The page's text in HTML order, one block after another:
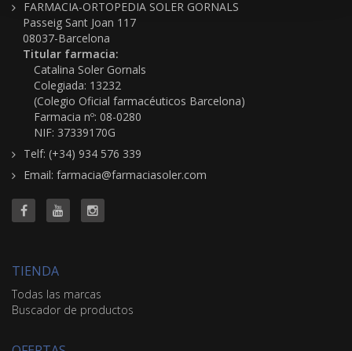
FARMACIA-ORTOPEDIA SOLER GORNALS
Passeig Sant Joan 117
08037-Barcelona
Titular farmacia:
Catalina Soler Gornals
Colegiada: 13232
(Colegio Oficial farmacéuticos Barcelona)
Farmacia nº: 08-0280
NIF: 37339170G
Telf: (+34) 934 576 339
Email: farmacia@farmaciasoler.com
TIENDA
Todas las marcas
Buscador de productos